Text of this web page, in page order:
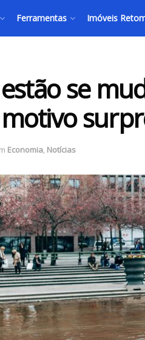
Ferramentas Imóveis
se
Economia, Notícias